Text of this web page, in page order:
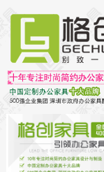
首页
茶台茶桌
多媒体会议室家具
办公屏风隔断系列
办公屏风卡位
高隔断墙
办公桌系列